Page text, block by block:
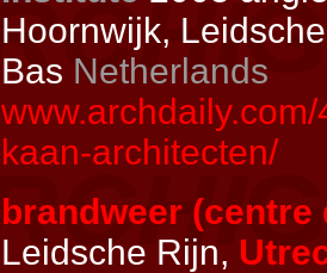
Hoornwijk,
Bas Netherlands
kaan-architecten/
brandweer (centre
Leidsche Rijn,